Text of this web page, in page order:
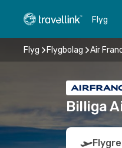
Flyg
Flyg Flygbolag Air
Billiga